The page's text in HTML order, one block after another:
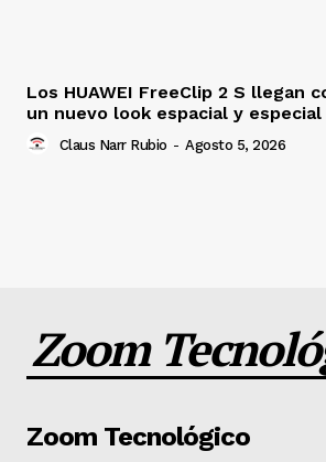
Los HUAWEI FreeClip 2 S llegan
un nuevo look espacial y especial
Claus Narr Rubio - Agosto 5, 2026
Zoom
Zoom Tecnológico